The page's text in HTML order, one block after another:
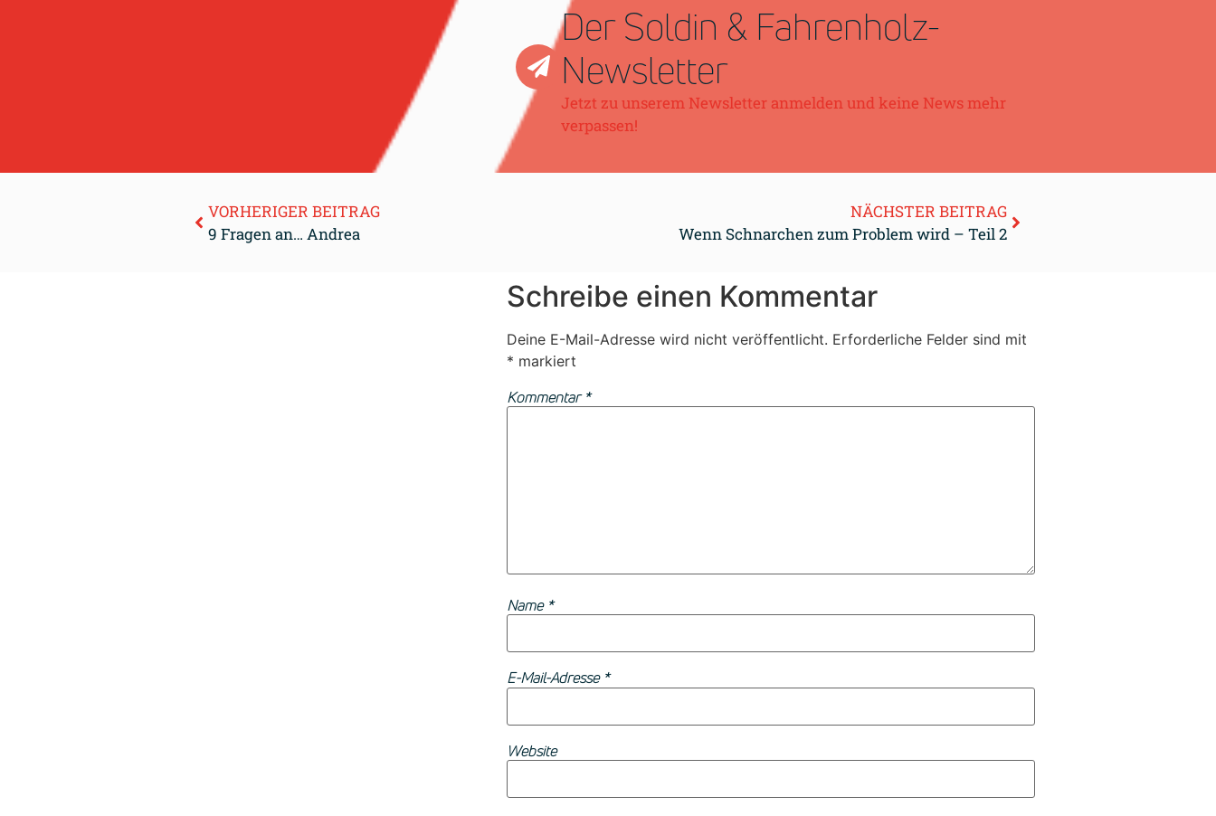
Der Soldin & Fahrenholz-
Newsletter
Jetzt zu unserem Newsletter anmelden und keine News mehr
verpassen!
VORHERIGER BEITRAG
9 Fragen an… Andrea
NÄCHSTER BEITRAG
Wenn Schnarchen zum Problem wird – Teil 2
Schreibe einen Kommentar
Deine E-Mail-Adresse wird nicht veröffentlicht. Erforderliche Felder sind mit
* markiert
Kommentar*
Name *
E-Mail-Adresse *
Website